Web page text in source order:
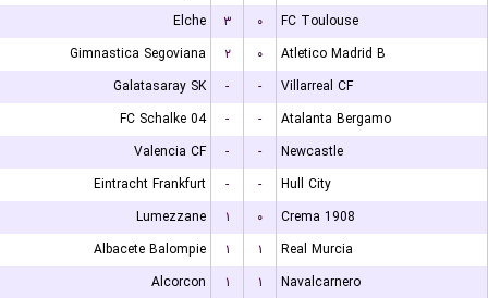
Elche
۳ ۰
FC Toulouse
Gimnastica Segoviana
۲ ۰
Atletico Madrid B
Galatasaray SK
- -
Villarreal CF
FC Schalke 04
- -
Atalanta Bergamo
Valencia CF
- -
Newcastle
Eintracht Frankfurt
- -
Hull City
Lumezzane
۱ ۰
Crema 1908
Albacete Balompie
۱ ۱
Real Murcia
Alcorcon
۱ ۱
Navalcarnero